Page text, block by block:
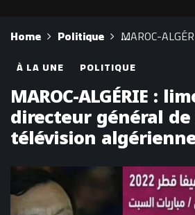
Home Politique MAROC-
À LA UNE POLITIQUE
MAROC-ALGÉRIE :
directeur général
télévision